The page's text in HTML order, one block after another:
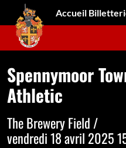
Accueil
Spennymoor
Athletic
The Brewery Field /
vendredi 18 avril 2025